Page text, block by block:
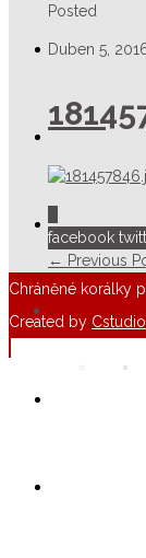
Posted
Duben 5,
facebook
← Previous
Chráněné korálky
Created by Cstudio